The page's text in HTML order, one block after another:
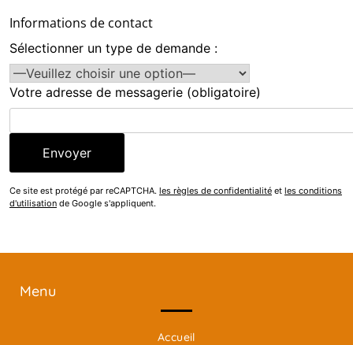
Informations de contact
Sélectionner un type de demande :
Votre adresse de messagerie (obligatoire)
Ce site est protégé par reCAPTCHA. les règles de confidentialité et les conditions
d'utilisation de Google s'appliquent.
Menu
Accueil